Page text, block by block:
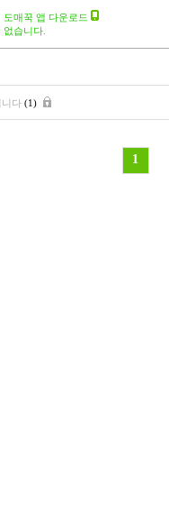
도매꾹 앱 다운로드
습니다.
니다 (1)
1